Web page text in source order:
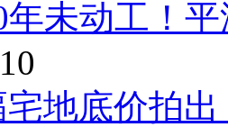
年未动工！
地底价拍